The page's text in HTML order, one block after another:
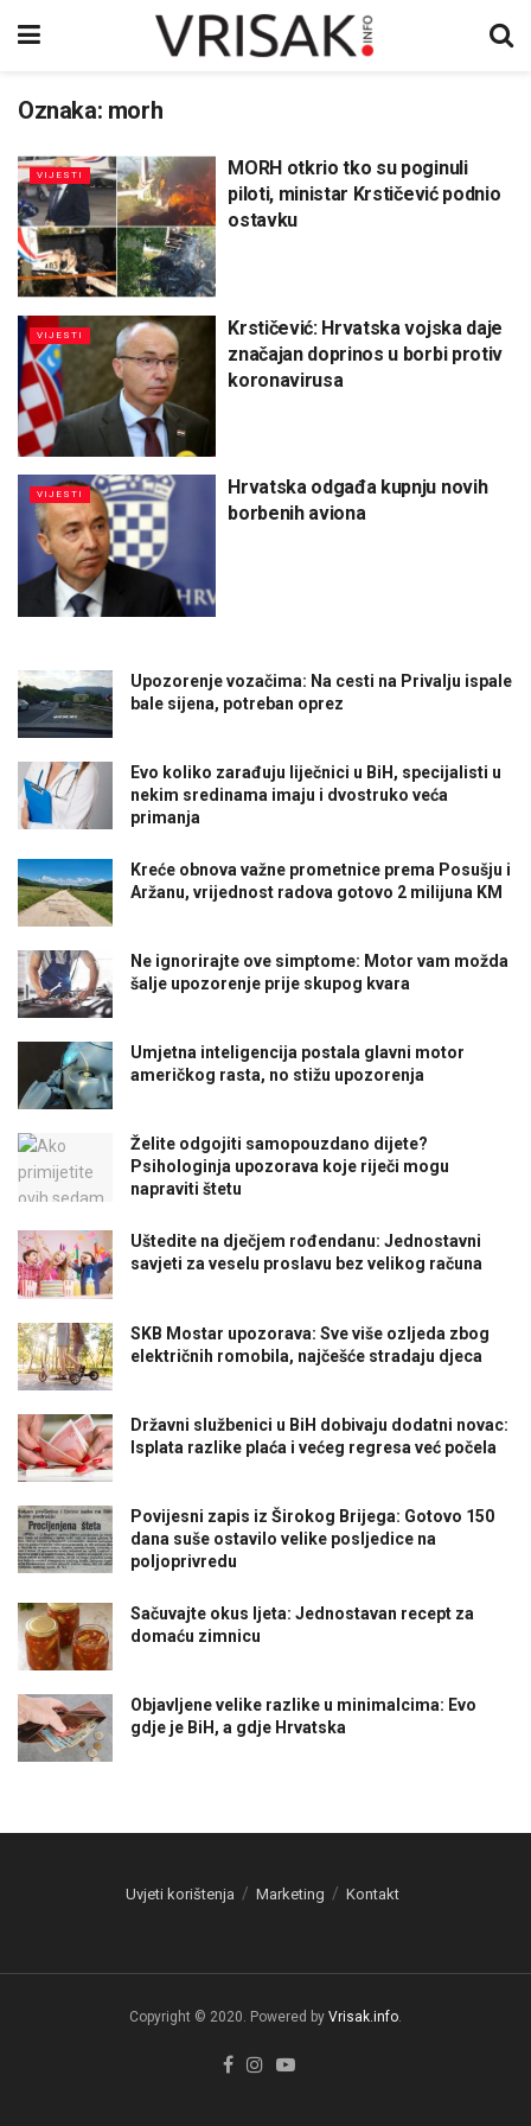
Oznaka: morh
VIJESTI
MORH otkrio tko su poginuli
piloti, ministar Krstičević podnio
ostavku
VIJESTI
Krstičević: Hrvatska vojska daje
značajan doprinos u borbi protiv
koronavirusa
VIJESTI
Hrvatska odgađa kupnju novih
borbenih aviona
Upozorenje vozačima: Na cesti na Privalju ispale
bale sijena, potreban oprez
Evo koliko zarađuju liječnici u BiH, specijalisti u
nekim sredinama imaju i dvostruko veća
primanja
Kreće obnova važne prometnice prema Posušju i
Aržanu, vrijednost radova gotovo 2 milijuna KM
Ne ignorirajte ove simptome: Motor vam možda
šalje upozorenje prije skupog kvara
Umjetna inteligencija postala glavni motor
američkog rasta, no stižu upozorenja
Želite odgojiti samopouzdano dijete?
Psihologinja upozorava koje riječi mogu
napraviti štetu
Uštedite na dječjem rođendanu: Jednostavni
savjeti za veselu proslavu bez velikog računa
SKB Mostar upozorava: Sve više ozljeda zbog
električnih romobila, najčešće stradaju djeca
Državni službenici u BiH dobivaju dodatni novac:
Isplata razlike plaća i većeg regresa već počela
Povijesni zapis iz Širokog Brijega: Gotovo 150
dana suše ostavilo velike posljedice na
poljoprivredu
Sačuvajte okus ljeta: Jednostavan recept za
domaću zimnicu
Objavljene velike razlike u minimalcima: Evo
gdje je BiH, a gdje Hrvatska
Uvjeti korištenja Marketing Kontakt
Copyright © 2020. Powered by Vrisak.info.